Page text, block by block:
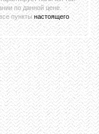
по данной цене.
пунктынастоящего